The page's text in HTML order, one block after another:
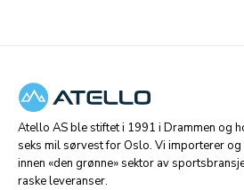
Atello AS ble stiftet i 1991 i Drammen og
seks mil sørvest for Oslo. Vi importerer
innen «den grønne» sektor av
raske leveranser.